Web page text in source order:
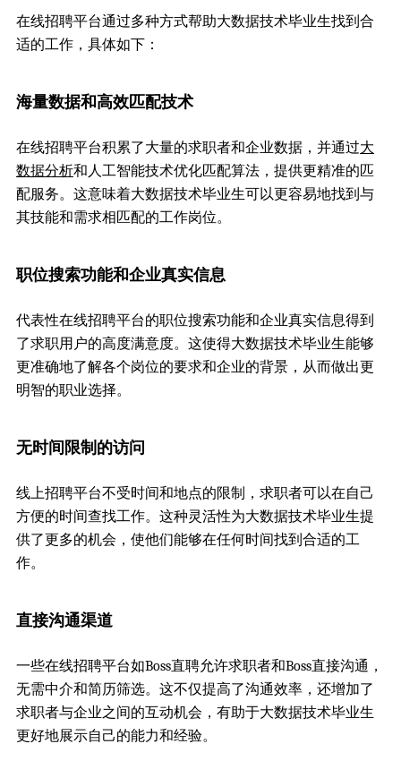
在线招聘平台通过多种方式帮助大数据技术毕业生找到合
适的工作，具体如下：
海量数据和高效匹配技术
在线招聘平台积累了大量的求职者和企业数据，并通过大
数据分析和人工智能技术优化匹配算法，提供更精准的匹
配服务。这意味着大数据技术毕业生可以更容易地找到与
其技能和需求相匹配的工作岗位。
职位搜索功能和企业真实信息
代表性在线招聘平台的职位搜索功能和企业真实信息得到
了求职用户的高度满意度。这使得大数据技术毕业生能够
更准确地了解各个岗位的要求和企业的背景，从而做出更
明智的职业选择。
无时间限制的访问
线上招聘平台不受时间和地点的限制，求职者可以在自己
方便的时间查找工作。这种灵活性为大数据技术毕业生提
供了更多的机会，使他们能够在任何时间找到合适的工
作。
直接沟通渠道
一些在线招聘平台如Boss直聘允许求职者和Boss直接沟通，
无需中介和简历筛选。这不仅提高了沟通效率，还增加了
求职者与企业之间的互动机会，有助于大数据技术毕业生
更好地展示自己的能力和经验。